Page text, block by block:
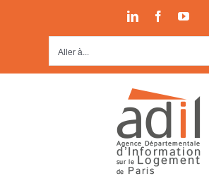
LinkedInFacebook
Aller à...